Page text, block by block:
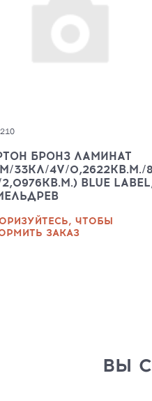
БРОНЗ ЛАМИНАТ
33КЛ/4V/0,2622КВ.М./8
BLUE
ЧТОБЫ
ЗАКАЗ
ВЫ